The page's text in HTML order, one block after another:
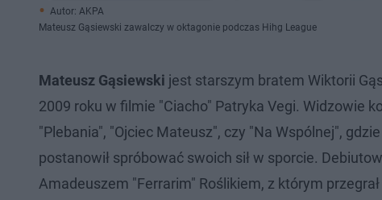
Autor: AKPA
Mateusz Gąsiewski zawalczy w oktagonie podczas Hihg League
Mateusz Gąsiewski jest starszym bratem Wiktorii
2009 roku w filmie "Ciacho" Patryka Vegi. Widzowie
"Plebania", "Ojciec Mateusz", czy "Na Wspólnej",
postanowił spróbować swoich sił w sporcie.
Amadeuszem "Ferrarim" Roślikiem, z którym